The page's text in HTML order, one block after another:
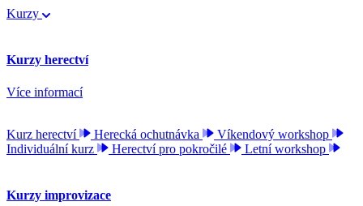
Kurzy
Kurzy herectví
Více informací
Kurz herectví Herecká ochutnávka
Víkendový workshop
Individuální kurz
Herectví pro pokročilé Letní workshop
Kurzy improvizace